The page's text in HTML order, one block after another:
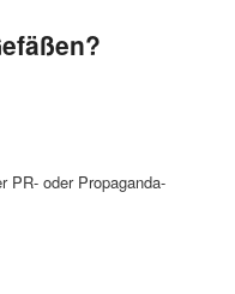
PR- oder Propaganda-